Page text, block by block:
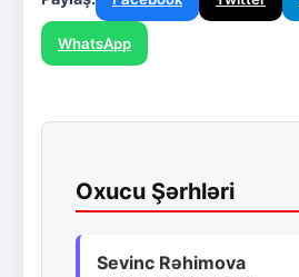
WhatsApp
Oxucu Şərhləri
Sevinc Rəhimova